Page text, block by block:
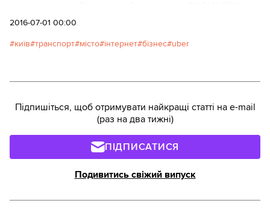
2016-07-01 00:00
київ транспорт місто інтернет бізнес uber
Підпишіться, щоб отримувати найкращі статті на e-mail
(раз на два тижні)
ПІДПИСАТИСЯ
Подивитись свіжий випуск